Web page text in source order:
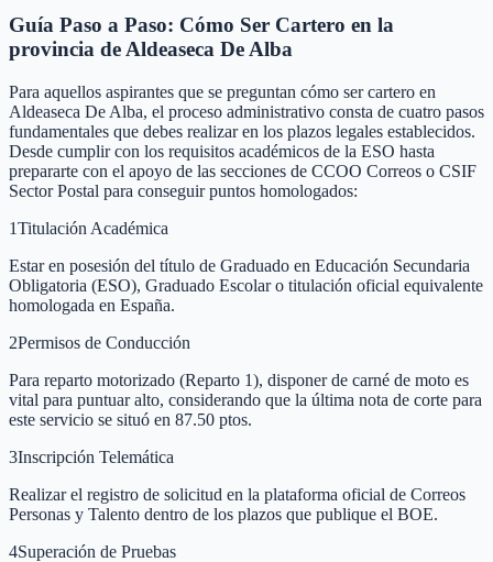
Guía Paso a Paso: Cómo Ser Cartero en la
provincia de Aldeaseca De Alba
Para aquellos aspirantes que se preguntan cómo ser cartero en
Aldeaseca De Alba, el proceso administrativo consta de cuatro pasos
fundamentales que debes realizar en los plazos legales establecidos.
Desde cumplir con los requisitos académicos de la ESO hasta
prepararte con el apoyo de las secciones de CCOO Correos o CSIF
Sector Postal para conseguir puntos homologados:
1Titulación Académica
Estar en posesión del título de Graduado en Educación Secundaria
Obligatoria (ESO), Graduado Escolar o titulación oficial equivalente
homologada en España.
2Permisos de Conducción
Para reparto motorizado (Reparto 1), disponer de carné de moto es
vital para puntuar alto, considerando que la última nota de corte para
este servicio se situó en 87.50 ptos.
3Inscripción Telemática
Realizar el registro de solicitud en la plataforma oficial de Correos
Personas y Talento dentro de los plazos que publique el BOE.
4Superación de Pruebas